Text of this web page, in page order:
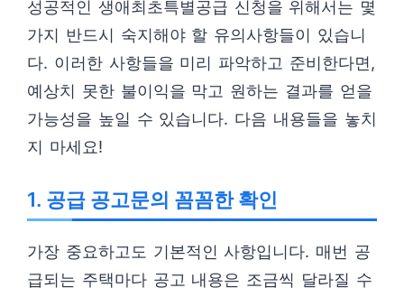
성공적인 생애최초특별공급 신청을 위해서는 몇
가지 반드시 숙지해야 할 유의사항들이 있습니
다. 이러한 사항들을 미리 파악하고 준비한다면,
예상치 못한 불이익을 막고 원하는 결과를 얻을
가능성을 높일 수 있습니다. 다음 내용들을 놓치
지 마세요!
1. 공급 공고문의 꼼꼼한 확인
가장 중요하고도 기본적인 사항입니다. 매번 공
급되는 주택마다 공고 내용은 조금씩 달라질 수